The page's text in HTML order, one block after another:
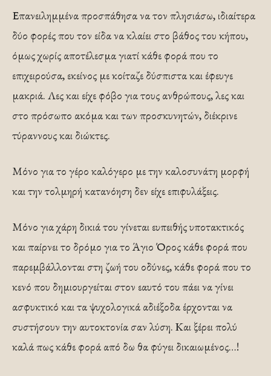
Επανειλημμένα προσπάθησα να τον πλησιάσω, ιδιαίτερα
δύο φορές που τον είδα να κλαίει στο βάθος του κήπου,
όμως χωρίς αποτέλεσμα γιατί κάθε φορά που το
επιχειρούσα, εκείνος με κοίταζε δύσπιστα και έφευγε
μακριά. Λες και είχε φόβο για τους ανθρώπους, λες και
στο πρόσωπο ακόμα και των προσκυνητών, διέκρινε
τύραννους και διώκτες.
Μόνο για το γέρο καλόγερο με την καλοσυνάτη μορφή
και την τολμηρή κατανόηση δεν είχε επιφυλάξεις.
Μόνο για χάρη δικιά του γίνεται ευπειθής υποτακτικός
και παίρνει το δρόμο για το Άγιο Όρος κάθε φορά που
παρεμβάλλονται στη ζωή του οδύνες, κάθε φορά που το
κενό που δημιουργείται στον εαυτό του πάει να γίνει
ασφυκτικό και τα ψυχολογικά αδιέξοδα έρχονται να
συστήσουν την αυτοκτονία σαν λύση. Και ξέρει πολύ
καλά πως κάθε φορά από δω θα φύγει δικαιωμένος…!